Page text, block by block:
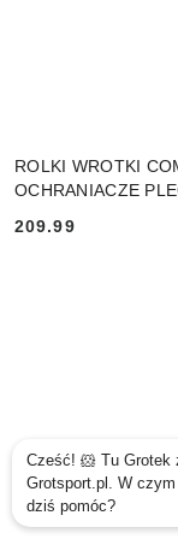
ROLKI WROTKI
OCHRANIACZE
Cena:
209.99